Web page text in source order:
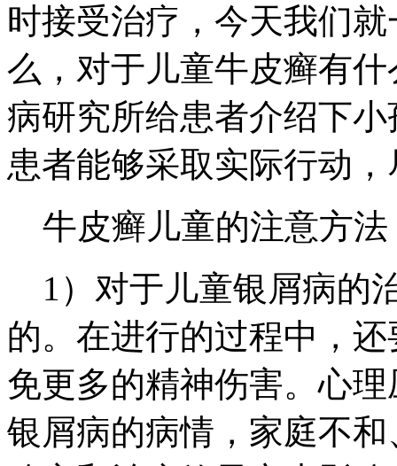
时接受治疗，今天我们
么，对于儿童牛皮癣有
病研究所给患者介绍下
患者能够采取实际行动
牛皮癣儿童的注意方法
1）对于儿童银屑病的
的。在进行的过程中，
免更多的精神伤害。心
银屑病的病情，家庭不